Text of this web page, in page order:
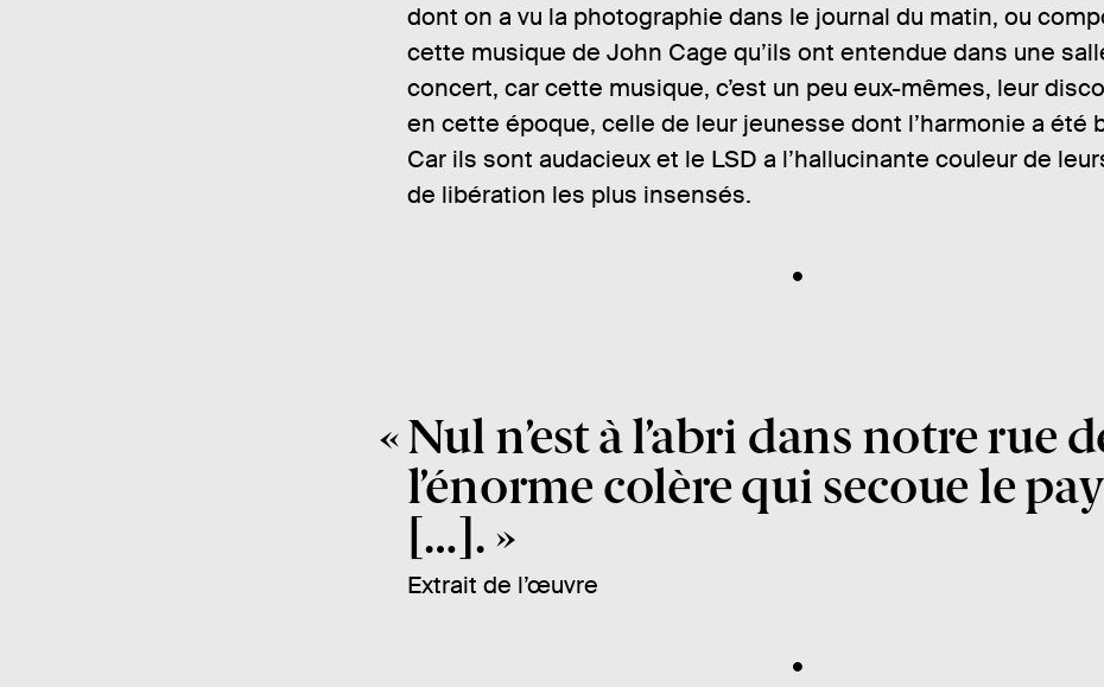
dont on a vu la photographie dans le journal du matin, ou
cette musique de John Cage qu’ils ont entendue dans une
concert, car cette musique, c’est un peu eux-mêmes, leur
en cette époque, celle de leur jeunesse dont l’harmonie a été
Car ils sont audacieux et le LSD a l’hallucinante couleur de
de libération les plus insensés.
Nul n’est à l’abri dans notre rue
l’énorme colère qui secoue le
[…].
Extrait de l’œuvre